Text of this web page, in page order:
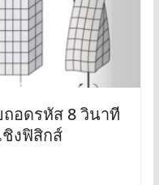
อดรหัส 8 วินาที
งฟิสิกส์